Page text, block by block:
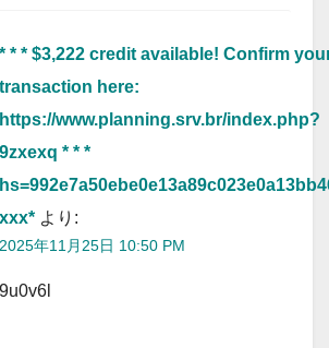
* * * $3,222 credit available! Confirm
transaction here:
https://www.planning.srv.br/index.php?
9zxexq * * *
ххх* より:
2025年11月25日 10:50 PM
9u0v6l